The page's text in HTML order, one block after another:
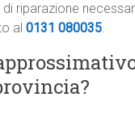
riparazione
al 0131 080035.